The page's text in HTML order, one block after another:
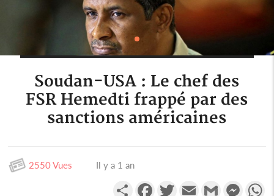
Soudan-USA : Le chef des
FSR Hemedti frappé par des
sanctions américaines
2550 Vues Il y a 1 an
PartagerFacebookTwitterEmail Gmail